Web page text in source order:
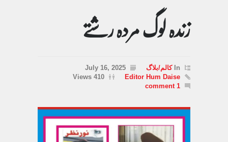
زندہ لوگ مردہ رشتے
In کالم/بلاگ
July 16, 2025
Editor Hum Daise
410 Views
1 comment